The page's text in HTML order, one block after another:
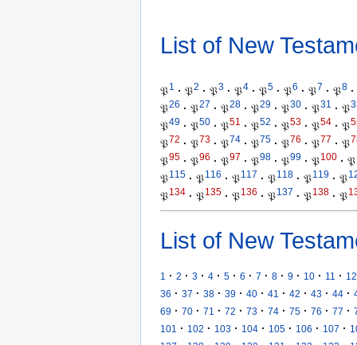
List of New
𝔓1 · 𝔓2 · 𝔓3 · 𝔓4 · 𝔓5 · 𝔓6 · 𝔓7 · 𝔓8 ·
𝔓26 · 𝔓27 · 𝔓28 · 𝔓29 · 𝔓30 · 𝔓31 · 𝔓
𝔓49 · 𝔓50 · 𝔓51 · 𝔓52 · 𝔓53 · 𝔓54 · 𝔓
𝔓72 · 𝔓73 · 𝔓74 · 𝔓75 · 𝔓76 · 𝔓77 · 𝔓
𝔓95 · 𝔓96 · 𝔓97 · 𝔓98 · 𝔓99 · 𝔓100 · 𝔓
𝔓115 · 𝔓116 · 𝔓117 · 𝔓118 · 𝔓119 · 𝔓
𝔓134 · 𝔓135 · 𝔓136 · 𝔓137 · 𝔓138 · 𝔓
List of New
1 · 2 · 3 · 4 · 5 · 6 · 7 · 8 · 9 · 10 · 11 · 12
36 · 37 · 38 · 39 · 40 · 41 · 42 · 43 · 44 ·
69 · 70 · 71 · 72 · 73 · 74 · 75 · 76 · 77 ·
101
· 102 · 103 · 104 · 105 · 106 · 107 ·